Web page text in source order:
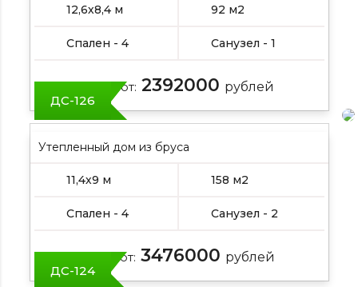
12,6х8,4 м 92 м2
Спален - 4 Санузел - 1
Цена от: 2392000 рублей
ДС-126
Утепленный дом из бруса
11,4х9 м 158 м2
Спален - 4 Санузел - 2
Цена от: 3476000 рублей
ДС-124